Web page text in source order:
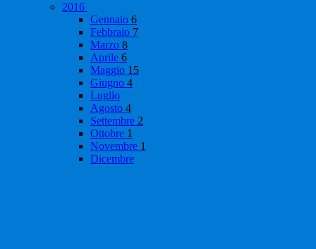
2016
Gennaio 6
Febbraio 7
Marzo 8
Aprile 6
Maggio 15
Giugno 4
Luglio
Agosto 4
Settembre 2
Ottobre 1
Novembre 1
Dicembre